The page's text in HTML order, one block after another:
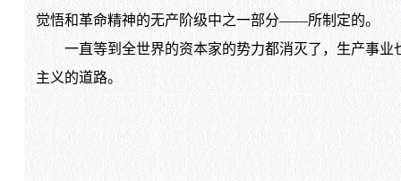
觉悟和革命精神的无产阶级中之一部分——所制定的。
一直等到全世界的资本家的势力都消灭了，生产事业
主义的道路。